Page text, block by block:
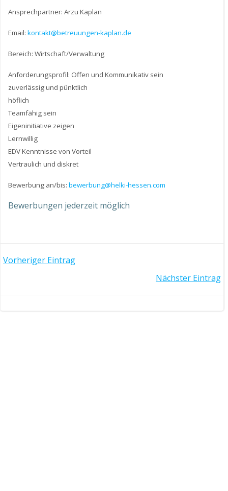
Ansprechpartner: Arzu Kaplan
Email: kontakt@betreuungen-kaplan.de
Bereich: Wirtschaft/Verwaltung
Anforderungsprofil: Offen und Kommunikativ sein
zuverlässig und pünktlich
höflich
Teamfähig sein
Eigeninitiative zeigen
Lernwillig
EDV Kenntnisse von Vorteil
Vertraulich und diskret
Bewerbung an/bis: bewerbung@helki-hessen.com
Bewerbungen jederzeit möglich
Post
Vorheriger Eintrag
Nächster Eintrag